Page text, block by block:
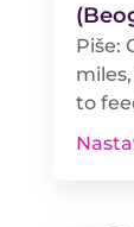
Piše:
to